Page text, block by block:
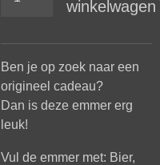
winkelwagen
Ben je op zoek naar een
origineel cadeau?
Dan is deze emmer erg
leuk!
Vul de emmer met: Bier,